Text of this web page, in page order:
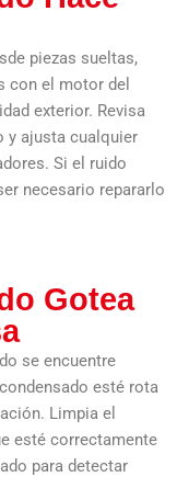
piezas sueltas,
con el motor del
exterior. Revisa
y ajusta cualquier
Si el ruido
necesario repararlo
Gotea
se encuentre
esté rota
Limpia el
esté correctamente
para detectar